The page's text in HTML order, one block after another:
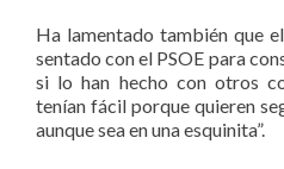
Ha lamentado también que
sentado con el PSOE para
si lo han hecho con otros
tenían fácil porque quieren
aunque sea en una esquinita”.